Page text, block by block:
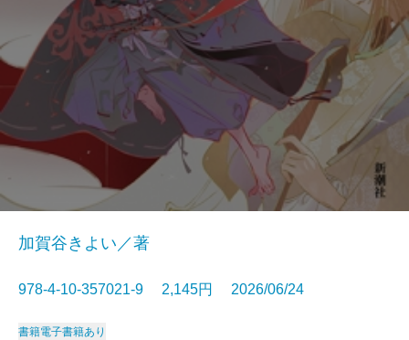
加賀谷きよい／著
978-4-10-357021-9 2,145円 2026/06/24
書籍電子書籍あり